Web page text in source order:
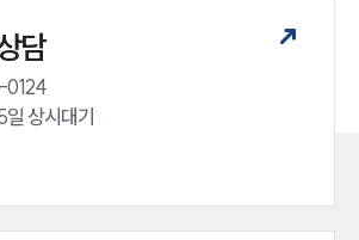
담
0124
상시대기